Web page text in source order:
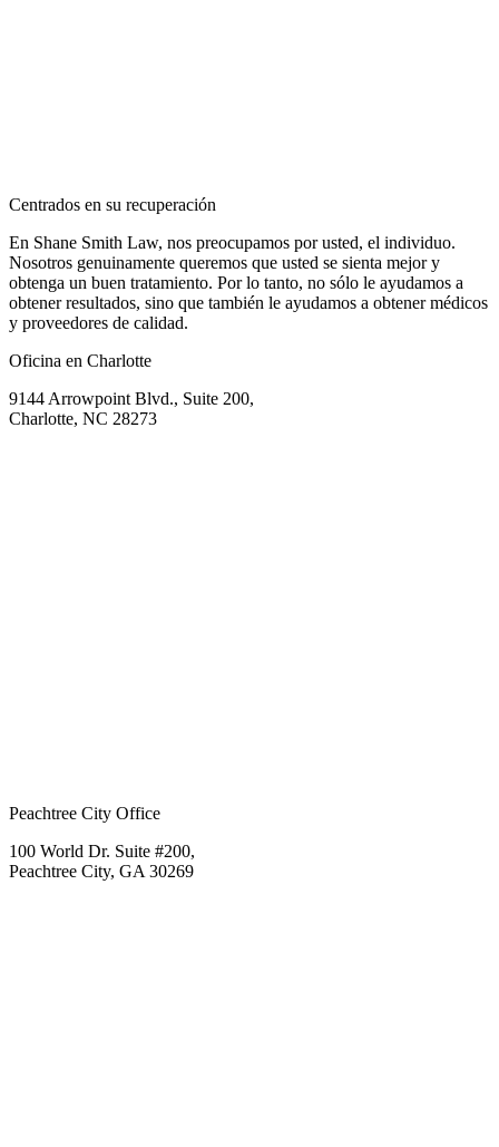
Centrados en su recuperación
En Shane Smith Law, nos preocupamos por usted, el individuo.
Nosotros genuinamente queremos que usted se sienta mejor y
obtenga un buen tratamiento. Por lo tanto, no sólo le ayudamos a
obtener resultados, sino que también le ayudamos a obtener médicos
y proveedores de calidad.
Oficina en Charlotte
9144 Arrowpoint Blvd., Suite 200,
Charlotte, NC 28273
Peachtree City Office
100 World Dr. Suite #200,
Peachtree City, GA 30269